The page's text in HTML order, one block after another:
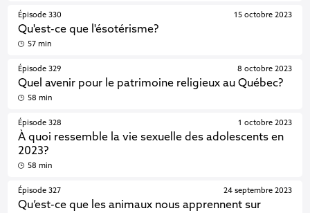
Épisode 330
Qu'est-ce que l'ésotérisme?
15 octobre 2023
57 min
Épisode 329
Quel avenir pour le patrimoine religieux au Québec?
8 octobre 2023
58 min
Épisode 328
À quoi ressemble la vie sexuelle des adolescents en
2023?
1 octobre 2023
58 min
Épisode 327
Qu’est-ce que les animaux nous apprennent sur
24 septembre 2023